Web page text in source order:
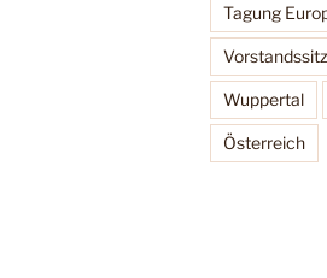
Tagung
Wuppertal
Österreich